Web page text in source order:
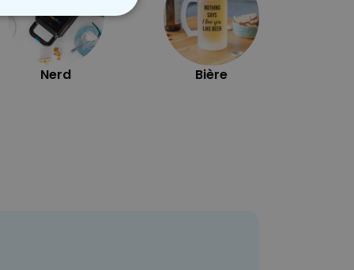
Nerd Bière
NON CLASSÉ